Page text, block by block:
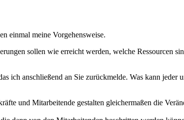
einmal meine Vorgehensweise.
sollen wie erreicht werden, welche Ressourcen
ich anschließend an Sie zurückmelde. Was kann jeder
und Mitarbeitende gestalten gleichermaßen die